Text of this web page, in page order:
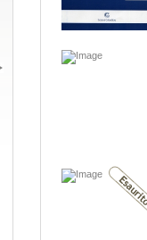
Guide alla flora -
Flambro (UD), Laghi di
(UD)
Nimis Pier Luigi